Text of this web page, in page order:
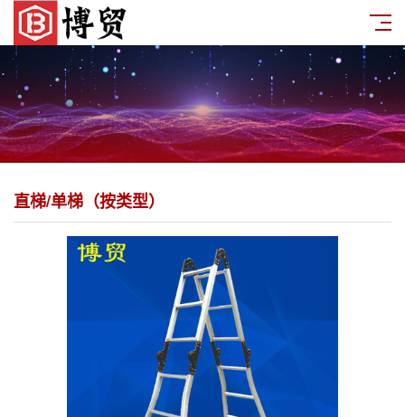
直梯/单梯（按类型）